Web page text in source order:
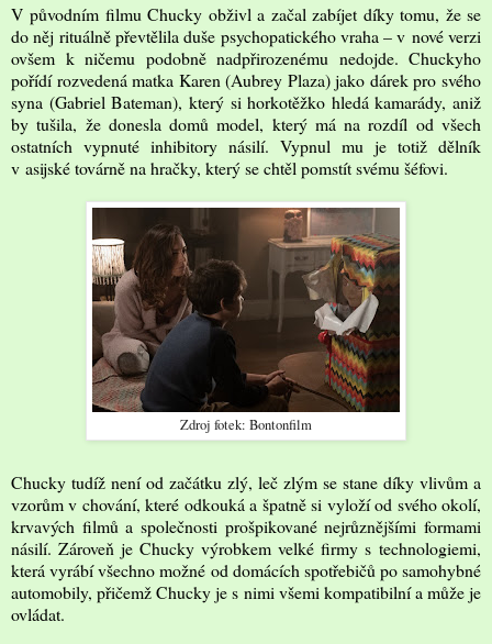
V původním filmu Chucky obživl a začal zabíjet díky tomu, že se
do něj rituálně převtělila duše psychopatického vraha – v nové verzi
ovšem k ničemu podobně nadpřirozenému nedojde. Chuckyho
pořídí rozvedená matka Karen (Aubrey Plaza) jako dárek pro svého
syna (Gabriel Bateman), který si horkotěžko hledá kamarády, aniž
by tušila, že donesla domů model, který má na rozdíl od všech
ostatních vypnuté inhibitory násilí. Vypnul mu je totiž dělník
v asijské továrně na hračky, který se chtěl pomstít svému šéfovi.
Zdroj fotek: Bontonfilm
Chucky tudíž není od začátku zlý, leč zlým se stane díky vlivům a
vzorům v chování, které odkouká a špatně si vyloží od svého okolí,
krvavých filmů a společnosti prošpikované nejrůznějšími formami
násilí. Zároveň je Chucky výrobkem velké firmy s technologiemi,
která vyrábí všechno možné od domácích spotřebičů po samohybné
automobily, přičemž Chucky je s nimi všemi kompatibilní a může je
ovládat.